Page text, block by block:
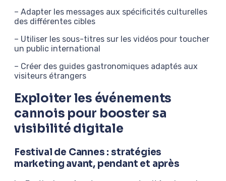
– Adapter les messages aux spécificités culturelles
des différentes cibles
– Utiliser les sous-titres sur les vidéos pour toucher
un public international
– Créer des guides gastronomiques adaptés aux
visiteurs étrangers
Exploiter les événements
cannois pour booster sa
visibilité digitale
Festival de Cannes : stratégies
marketing avant, pendant et après